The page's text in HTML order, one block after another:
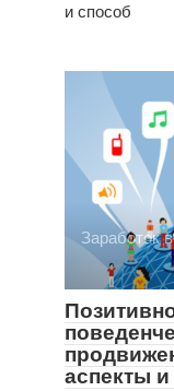
и способ
Заработок
аспекты